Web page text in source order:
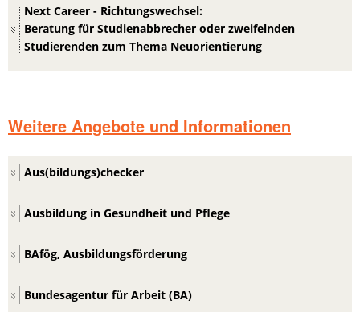
Next Career - Richtungswechsel:
Beratung für Studienabbrecher oder zweifelnden
Studierenden zum Thema Neuorientierung
Weitere Angebote und Informationen
Aus(bildungs)checker
Ausbildung in Gesundheit und Pflege
BAfög, Ausbildungsförderung
Bundesagentur für Arbeit (BA)